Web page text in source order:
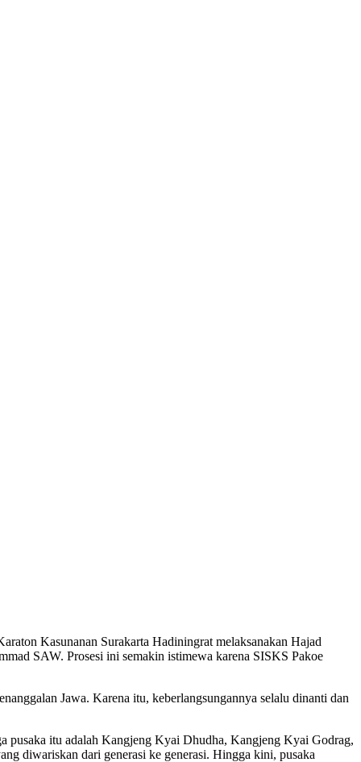
Kasunanan Surakarta Hadiningrat melaksanakan Hajad
SAW. Prosesi ini semakin istimewa karena SISKS Pakoe
Jawa. Karena itu, keberlangsungannya selalu dinanti dan
pusaka itu adalah Kangjeng Kyai Dhudha, Kangjeng Kyai Godrag,
diwariskan dari generasi ke generasi. Hingga kini, pusaka